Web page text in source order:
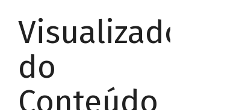
Visualizador
do
Conteúdo